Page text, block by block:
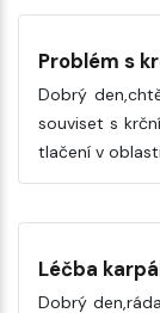
Problém s
Dobrý
souviset s
tlačení v
Léčba
Dobrý